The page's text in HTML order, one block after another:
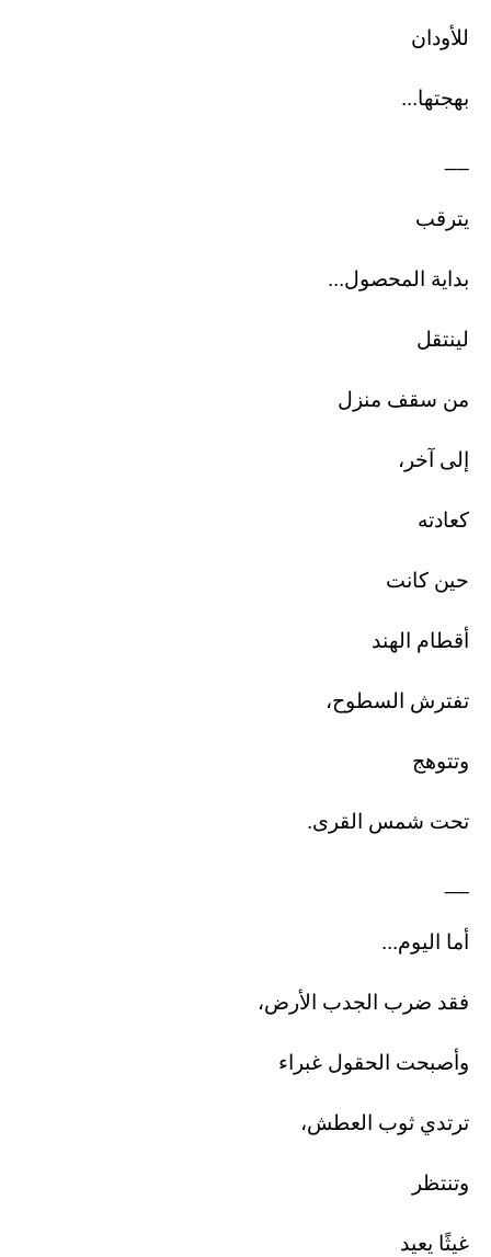
للأودان
بهجتها...
يترقب
بداية المحصول...
لينتقل
من سقف منزل
إلى آخر،
كعادته
حين كانت
أقطام الهند
تفترش السطوح،
وتتوهج
تحت شمس القرى.
أما اليوم...
فقد ضرب الجدب الأرض،
وأصبحت الحقول غبراء
ترتدي ثوب العطش،
وتنتظر
غيثًا يعيد